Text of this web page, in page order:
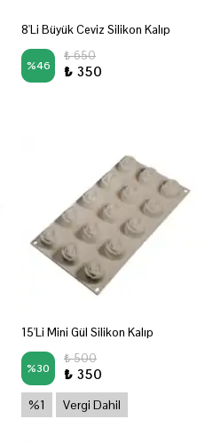
8'Li Büyük Ceviz Silikon Kalıp
%46
₺ 650
₺ 350
15'Li Mini Gül Silikon Kalıp
%30
₺ 500
₺ 350
%1 Vergi Dahil